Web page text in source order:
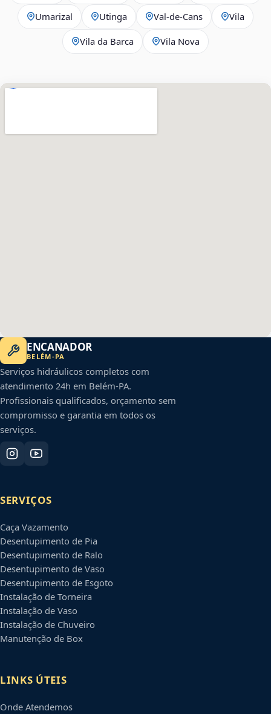
Umarizal Utinga Val-de-Cans Vila
Vila da Barca Vila Nova
ENCANADOR
BELÉM-PA
Serviços hidráulicos completos com
atendimento 24h em Belém-PA.
Profissionais qualificados, orçamento sem
compromisso e garantia em todos os
serviços.
SERVIÇOS
Caça Vazamento
Desentupimento de Pia
Desentupimento de Ralo
Desentupimento de Vaso
Desentupimento de Esgoto
Instalação de Torneira
Instalação de Vaso
Instalação de Chuveiro
Manutenção de Box
LINKS ÚTEIS
Onde Atendemos